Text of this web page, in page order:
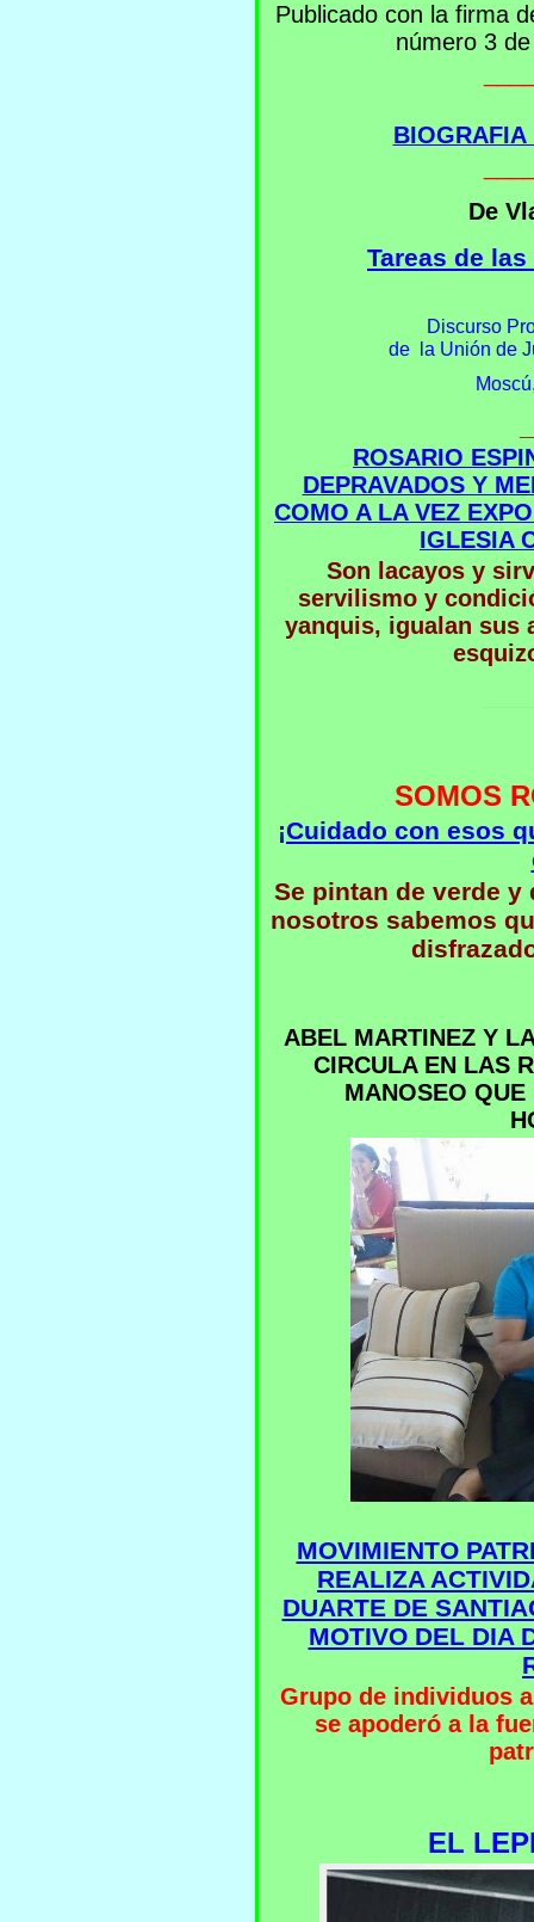
Publicado con la firma
número 3
BIOGRAFIA
De
Tareas de
Discurso
de la Unión de
ROSARIO
DEPRAVADOS Y
COMO A LA VEZ
IGLESIA
Son lacayos y
servilismo y
yanquis, igualan sus
SOMOS
¡Cuidado con esos
Se pintan de verde
nosotros sabemos
ABEL MARTINEZ Y
CIRCULA EN LAS
MANOSEO QUE
MOVIMIENTO
REALIZA
DUARTE DE
MOTIVO DEL DIA
Grupo de individuos
se apoderó a la
EL